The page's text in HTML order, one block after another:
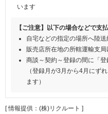
います
【ご注意】以下の場合などで支
自宅などの指定の場所へ陸
販売店所在地の所轄運輸支
商談～契約～登録の間に「
（登録月が3月から4月にず
ます）
[ 情報提供：(株)リクルート ]